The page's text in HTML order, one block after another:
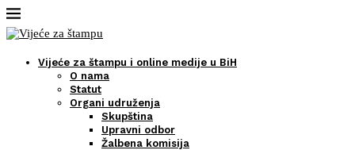
Vijeće za štampu i online medije u BiH
O nama
Statut
Organi udruženja
Skupština
Upravni odbor
Žalbena komisija